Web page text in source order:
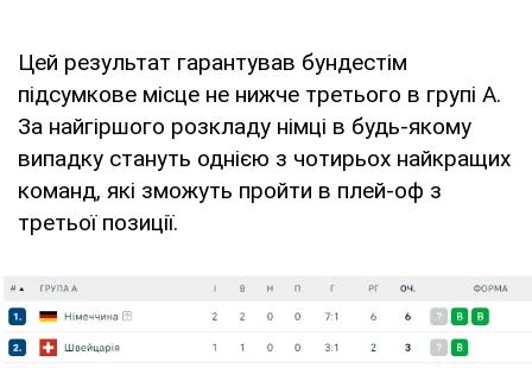
Цей результат гарантував бундестім
підсумкове місце не нижче третього в групі А.
За найгіршого розкладу німці в будь-якому
випадку стануть однією з чотирьох найкращих
команд, які зможуть пройти в плей-оф з
третьої позиції.